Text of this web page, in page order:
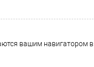
вашим навигатором в